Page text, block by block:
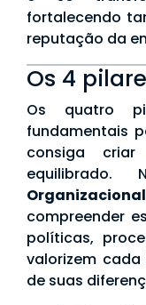
fortalecendo
reputação da
Os 4
Os quatro
fundamentais
consiga
compreender
políticas,
valorizem
de suas